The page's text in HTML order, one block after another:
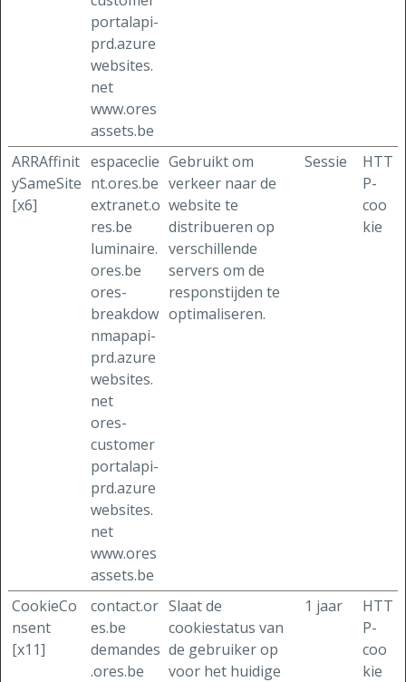
portalapi-
prd.azure
websites.
net
www.ores
assets.be
ARRAffinit
ySameSite
[x6]
espaceclie
nt.ores.be
extranet.o
res.be
luminaire.
ores.be
ores-
breakdow
nmapapi-
prd.azure
websites.
net
ores-
customer
portalapi-
prd.azure
websites.
net
www.ores
assets.be
Gebruikt om
verkeer naar de
website te
distribueren op
verschillende
servers om de
responstijden te
optimaliseren.
Sessie
HTT
P-
coo
kie
CookieCo
nsent
[x11]
contact.or
es.be
demandes
.ores.be
Slaat de
cookiestatus van
de gebruiker op
voor het huidige
1 jaar
HTT
P-
coo
kie